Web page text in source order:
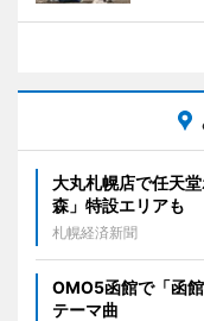
大丸札幌店で任天
森」特設エリアも
札幌経済新聞
OMO5函館で「函
テーマ曲